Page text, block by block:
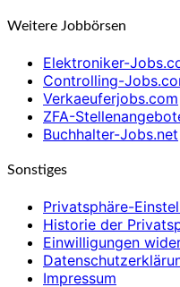
Weitere Jobbörsen
Elektroniker-
Controlling-
Verkaeuferjobs.com
ZFA-
Buchhalter-Jobs.net
Sonstiges
Privatsphäre-
Historie der
Einwilligungen
Impressum